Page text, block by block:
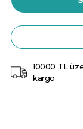
10000 TL
kargo